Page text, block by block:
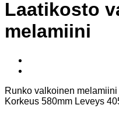
Laatikosto
melamiini
Runko valkoinen melamiini
Korkeus 580mm Leveys